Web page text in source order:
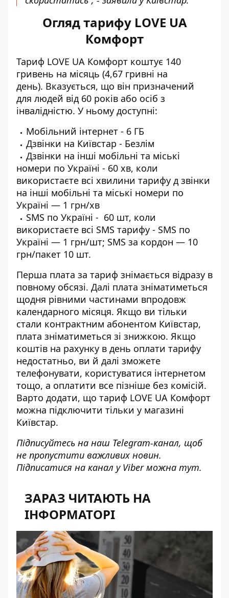
Огляд тарифу LOVE UA
Комфорт
Тариф LOVE UA Комфорт коштує 140
гривень на місяць (4,67 гривні на
день). Вказується, що він призначений
для людей від 60 років або осіб з
інвалідністю. У ньому доступні:
Мобільний інтернет - 6 ГБ
Дзвінки на Київстар - Безлім
Дзвінки на інші мобільні та міські
номери по Україні - 60 хв, коли
використаєте всі хвилини тарифу д звінки
на інші мобільні та міські номери по
Україні — 1 грн/хв
SMS по Україні - 60 шт, коли
використаєте всі SMS тарифу - SMS по
Україні — 1 грн/шт; SMS за кордон — 10
грн/пакет 10 шт.
Перша плата за тариф знімається відразу в
повному обсязі. Далі плата зніматиметься
щодня рівними частинами впродовж
календарного місяця. Якщо ви тільки
стали контрактним абонентом Київстар,
плата зніматиметься зі знижкою. Якщо
коштів на рахунку в день оплати тарифу
недостатньо, ви й далі зможете
телефонувати, користуватися інтернетом
тощо, а оплатити все пізніше без комісій.
Варто додати, що тариф LOVE UA Комфорт
можна підключити тільки у магазині
Київстар.
Підписуйтесь на наш Telegram-канал, щоб
не пропустити важливих новин.
Підписатися на канал у Viber можна тут.
ЗАРАЗ ЧИТАЮТЬ НА
ІНФОРМАТОРІ